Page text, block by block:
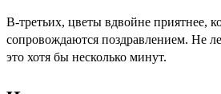
В-третьих, цветы вдвойне приятнее,
сопровождаются поздравлением. Не
это хотя бы несколько минут.